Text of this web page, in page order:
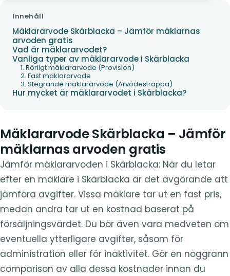
Mäklararvode Skärblacka – Jämför
mäklarnas arvoden gratis
Jämför mäklararvoden i Skärblacka: När du letar
efter en mäklare i Skärblacka är det avgörande att
jämföra avgifter. Vissa mäklare tar ut en fast pris,
medan andra tar ut en kostnad baserat på
försäljningsvärdet. Du bör även vara medveten om
eventuella ytterligare avgifter, såsom för
administration eller för inaktivitet. Gör en noggrann
comparison av alla dessa kostnader innan du
Innehåll
Mäklararvode Skärblacka – Jämför mäklarnas
arvoden gratis
Vad är mäklararvodet?
Vanliga typer av mäklararvode i Skärblacka
1. Rörligt mäklararvode (Provision)
2. Fast mäklararvode
3. Stegrande mäklararvode (Arvodestrappa)
Hur mycket är mäklararvodet i Skärblacka?